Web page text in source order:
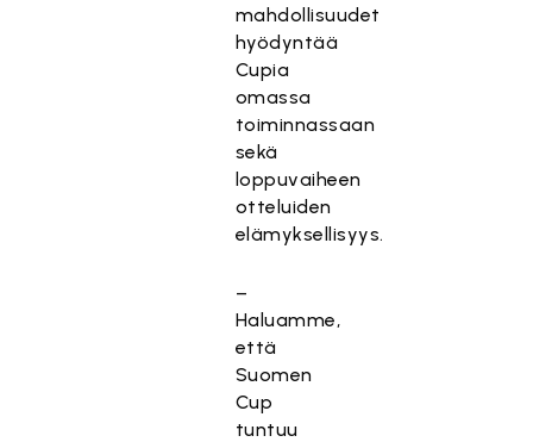
mahdollisuudet
hyödyntää
Cupia
omassa
toiminnassaan
sekä
loppuvaiheen
otteluiden
elämyksellisyys.
–
Haluamme,
että
Suomen
Cup
tuntuu